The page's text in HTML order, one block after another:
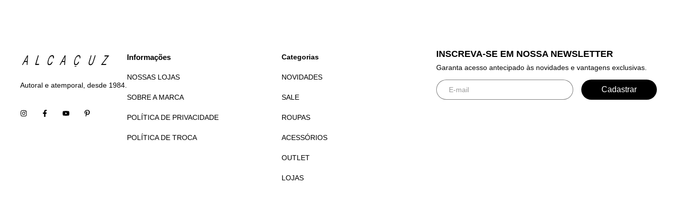
Autoral e atemporal, desde 1984.
Informações
NOSSAS LOJAS
SOBRE A MARCA
POLÍTICA DE PRIVACIDADE
POLÍTICA DE TROCA
Categorias
NOVIDADES
SALE
ROUPAS
ACESSÓRIOS
OUTLET
LOJAS
INSCREVA-SE EM NOSSA NEWSLETTER
Garanta acesso antecipado às novidades e vantagens exclusivas.